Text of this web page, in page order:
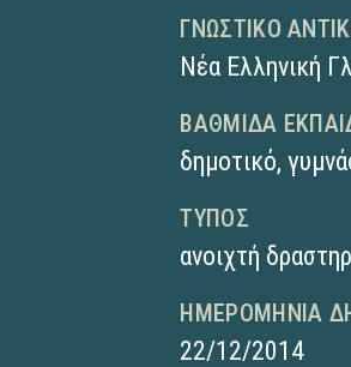
ΓΝΩΣΤΙΚΌ
Νέα Ελληνική
ΒΑΘΜΊΔΑ
δημοτικό,
ΤΎΠΟΣ
ανοιχτή
ΗΜΕΡΟΜΗΝΊΑ
22/12/2014